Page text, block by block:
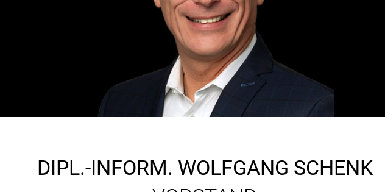
DIPL.-INFORM. WOLFGANG SCHENK